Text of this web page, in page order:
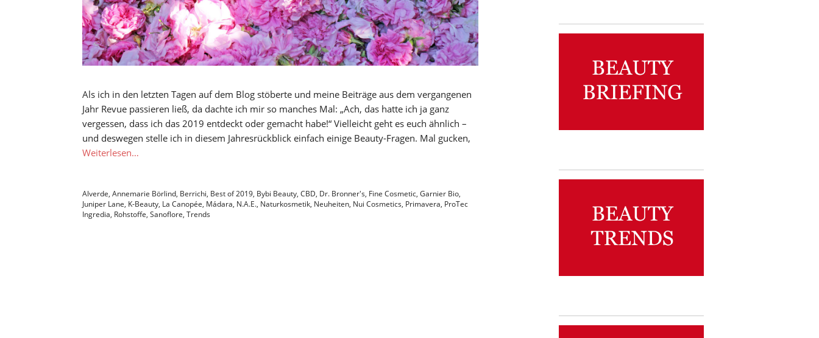
Als ich in den letzten Tagen auf dem Blog stöberte und meine Beiträge aus dem vergangenen
Jahr Revue passieren ließ, da dachte ich mir so manches Mal: „Ach, das hatte ich ja ganz
vergessen, dass ich das 2019 entdeckt oder gemacht habe!“ Vielleicht geht es euch ähnlich –
und deswegen stelle ich in diesem Jahresrückblick einfach einige Beauty-Fragen. Mal gucken,
Weiterlesen…
Alverde, Annemarie Börlind, Berrichi, Best of 2019, Bybi Beauty, CBD, Dr. Bronner's, Fine Cosmetic, Garnier Bio,
Juniper Lane, K-Beauty, La Canopée, Mádara, N.A.E., Naturkosmetik, Neuheiten, Nui Cosmetics, Primavera, ProTec
Ingredia, Rohstoffe, Sanoflore, Trends